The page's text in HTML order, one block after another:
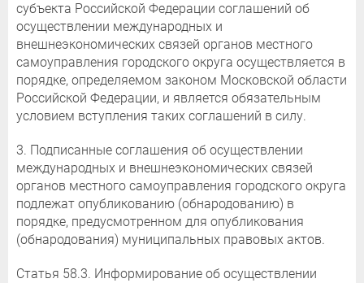
субъекта Российской Федерации соглашений об
осуществлении международных и
внешнеэкономических связей органов местного
самоуправления городского округа осуществляется в
порядке, определяемом законом Московской области
Российской Федерации, и является обязательным
условием вступления таких соглашений в силу.
3. Подписанные соглашения об осуществлении
международных и внешнеэкономических связей
органов местного самоуправления городского округа
подлежат опубликованию (обнародованию) в
порядке, предусмотренном для опубликования
(обнародования) муниципальных правовых актов.
Статья 58.3. Информирование об осуществлении